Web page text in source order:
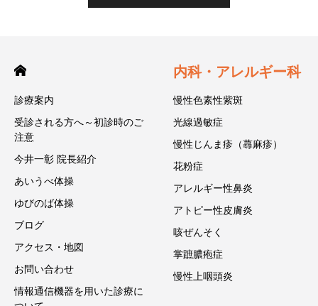
診療案内
受診される方へ～初診時のご
注意
今井一彰 院長紹介
あいうべ体操
ゆびのば体操
ブログ
アクセス・地図
お問い合わせ
情報通信機器を用いた診療に
内科・アレルギー科
慢性色素性紫斑
光線過敏症
慢性じんま疹（蕁麻疹）
花粉症
アレルギー性鼻炎
アトピー性皮膚炎
咳ぜんそく
掌蹠膿疱症
慢性上咽頭炎